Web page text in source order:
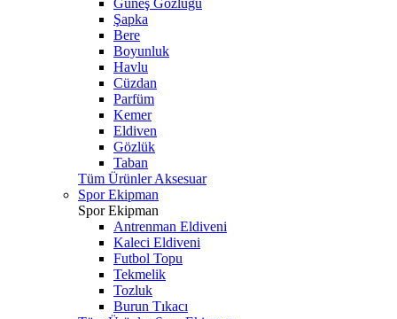
Güneş Gözlüğü
Şapka
Bere
Boyunluk
Havlu
Cüzdan
Parfüm
Kemer
Eldiven
Gözlük
Taban
Tüm Ürünler Aksesuar
Spor Ekipman
Spor Ekipman
Antrenman Eldiveni
Kaleci Eldiveni
Futbol Topu
Tekmelik
Tozluk
Burun Tıkacı